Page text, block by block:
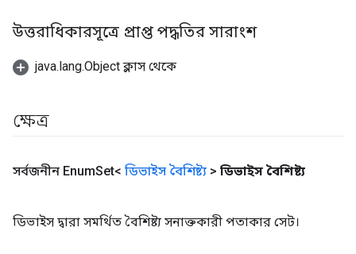
উত্তরাধিকারসূত্রে প্রাপ্ত পদ্ধতির সারাংশ
java.lang.Object ক্লাস থেকে
ক্ষেত্র
সর্বজনীন EnumSet< ডিভাইস বৈশিষ্ট্য > ডিভাইস বৈশিষ্ট্য
ডিভাইস দ্বারা সমর্থিত বৈশিষ্ট্য সনাক্তকারী পতাকার সেট।